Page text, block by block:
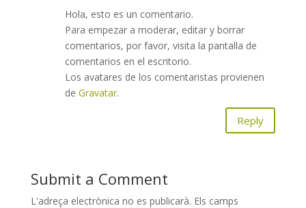
Hola, esto es un comentario.
Para empezar a moderar, editar y borrar
comentarios, por favor, visita la pantalla de
comentarios en el escritorio.
Los avatares de los comentaristas provienen
de Gravatar.
Reply
Submit a Comment
L'adreça electrònica no es publicarà. Els camps